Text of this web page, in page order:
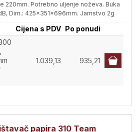
220mm. Potrebno uljenje noževa. Buka
Dim.: 425x351x696mm. Jamstvo 2g
Cijena s PDV Po ponudi
1.039,13 935,21
papira 310 Team